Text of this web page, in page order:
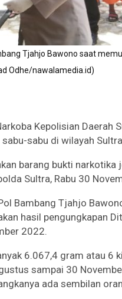
Tjahjo Bawono saat
Odhe/nawalamedia.id)
Kepolisian Daerah
sabu di wilayah
barang bukti narkotika
Sultra, Rabu 30
Bambang Tjahjo
hasil pengungkapan
2022.
6.067,4 gram atau 6
sampai 30
ada sembilan